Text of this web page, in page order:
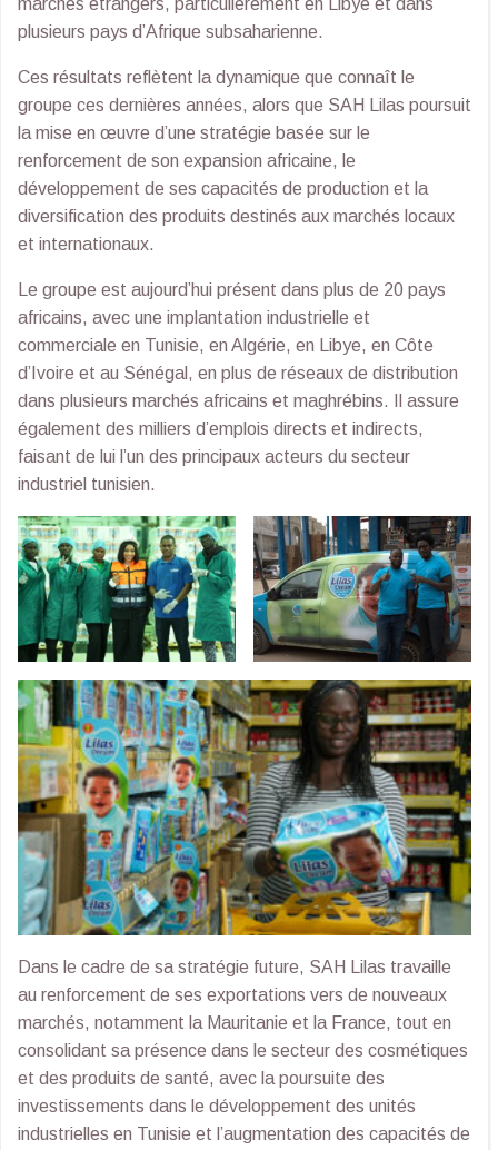
marchés étrangers, particulièrement en Libye et dans
plusieurs pays d’Afrique subsaharienne.
Ces résultats reflètent la dynamique que connaît le
groupe ces dernières années, alors que SAH Lilas poursuit
la mise en œuvre d’une stratégie basée sur le
renforcement de son expansion africaine, le
développement de ses capacités de production et la
diversification des produits destinés aux marchés locaux
et internationaux.
Le groupe est aujourd’hui présent dans plus de 20 pays
africains, avec une implantation industrielle et
commerciale en Tunisie, en Algérie, en Libye, en Côte
d’Ivoire et au Sénégal, en plus de réseaux de distribution
dans plusieurs marchés africains et maghrébins. Il assure
également des milliers d’emplois directs et indirects,
faisant de lui l’un des principaux acteurs du secteur
industriel tunisien.
Dans le cadre de sa stratégie future, SAH Lilas travaille
au renforcement de ses exportations vers de nouveaux
marchés, notamment la Mauritanie et la France, tout en
consolidant sa présence dans le secteur des cosmétiques
et des produits de santé, avec la poursuite des
investissements dans le développement des unités
industrielles en Tunisie et l’augmentation des capacités de